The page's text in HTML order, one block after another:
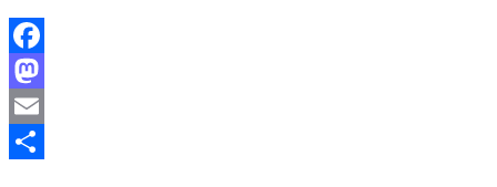
Facebook
Mastodon
Email